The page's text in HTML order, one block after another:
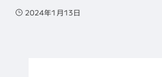
2024年1月13日